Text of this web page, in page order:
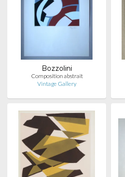
Bozzolini
Composition abstrait
Vintage Gallery